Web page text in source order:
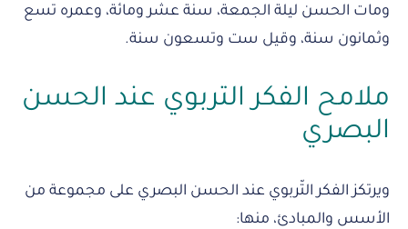
ومات الحسن ليلة الجمعة، سنة عشر ومائة، وعمره تسع
وثمانون سنة، وقيل ست وتسعون سنة.
ملامح الفكر التربوي عند الحسن
البصري
ويرتكز الفكر التّربوي عند الحسن البصري على مجموعة من
الأسس والمبادئ، منها: